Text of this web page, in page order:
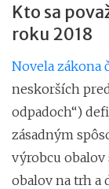
Kto sa
roku 2018
Novela zákona
neskorších
odpadoch“)
zásadným
výrobcu
obalov na trh a